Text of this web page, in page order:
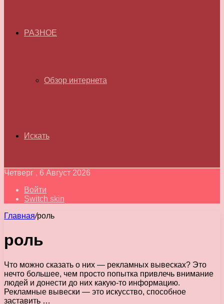
РАЗНОЕ
Обзор интернета
Искать
Четверг , 6 Август 2026
Войти
Switch skin
Главная/роль
роль
Что можно сказать о них — рекламных вывесках? Это
нечто большее, чем просто попытка привлечь внимание
людей и донести до них какую-то информацию.
Рекламные вывески — это искусство, способное
заставить …